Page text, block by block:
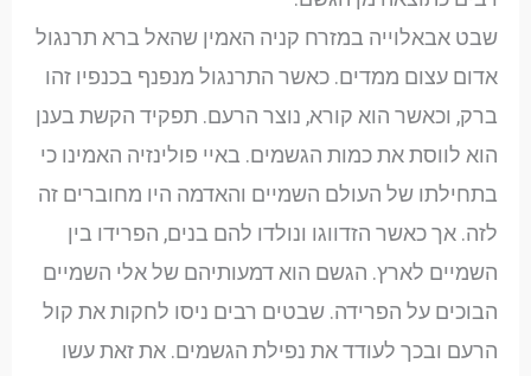
שבט אבאלוייה במזרח קניה האמין שהאל ברא תרנגול
אדום עצום ממדים. כאשר התרנגול מנפנף בכנפיו זהו
ברק, וכאשר הוא קורא, נוצר הרעם. תפקיד הקשת בענן
הוא לווסת את כמות הגשמים. באיי פולינזיה האמינו כי
בתחילתו של העולם השמיים והאדמה היו מחוברים זה
לזה. אך כאשר הזדווגו ונולדו להם בנים, הפרידו בין
השמיים לארץ. הגשם הוא דמעותיהם של אלי השמיים
הבוכים על הפרידה. שבטים רבים ניסו לחקות את קול
הרעם ובכך לעודד את נפילת הגשמים. את זאת עשו